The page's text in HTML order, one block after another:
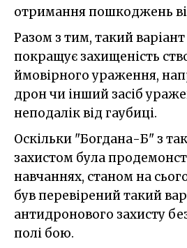
отримання пошкоджень
Разом з тим, такий
покращує захищеність
ймовірного ураження,
дрон чи інший засіб
неподалік від гаубиці.
Оскільки "Богдана-Б" з
захистом була
навчаннях, станом на
був перевірений такий
антидронового захисту
полі бою.